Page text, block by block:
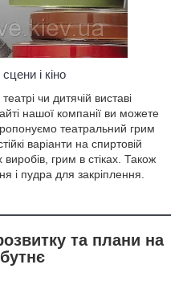
і кіно
чи дитячій виставі
нашої компанії ви можете
театральний грим
варіанти на спиртовій
грим в стіках. Також
і пудра для закріплення.
та плани на